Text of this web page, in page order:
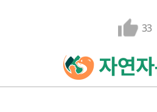
33